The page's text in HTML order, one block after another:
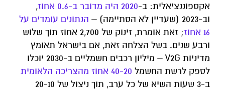
אקספוננציאלית: ב-2020 היה מדובר ב-0.6 אחוז
,
וב-2023 (שעדיין לא הסתיימה) –
הנתונים עומדים על
16 אחוז
; זאת אומרת, זינוק של 2,700 אחוז תוך שלוש
ורבע שנים. בשל הצלחה זאת, אם בישראל תאומץ
מדיניות V2G – מיליון רכבים חשמליים ב-2030 יוכלו
לספק לרשת החשמל 40-20 אחוז מהצריכה הלאומית
ב-3 שעות השיא של כל ערב, תוך ניצול של 20-10